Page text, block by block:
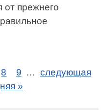
от прежнего
8 9 … следующая
»